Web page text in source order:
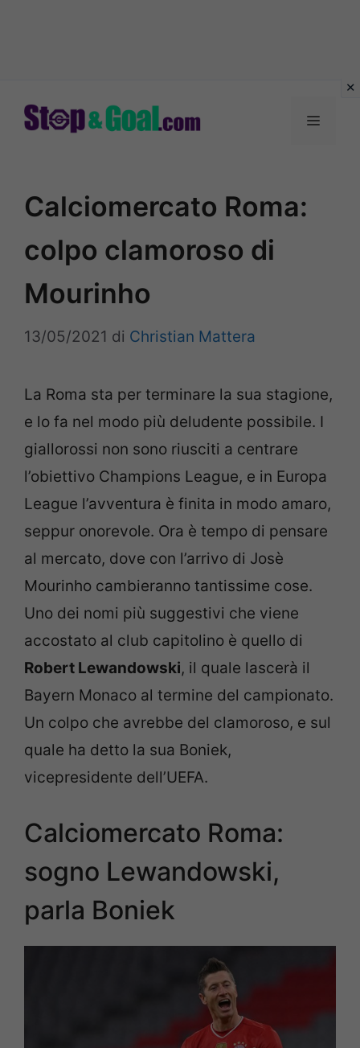
Menu
Calciomercato Roma:
colpo clamoroso di
Mourinho
13/05/2021 di Christian Mattera
La Roma sta per terminare la sua stagione,
e lo fa nel modo più deludente possibile. I
giallorossi non sono riusciti a centrare
l’obiettivo Champions League, e in Europa
League l’avventura è finita in modo amaro,
seppur onorevole. Ora è tempo di pensare
al mercato, dove con l’arrivo di Josè
Mourinho cambieranno tantissime cose.
Uno dei nomi più suggestivi che viene
accostato al club capitolino è quello di
Robert Lewandowski, il quale lascerà il
Bayern Monaco al termine del campionato.
Un colpo che avrebbe del clamoroso, e sul
quale ha detto la sua Boniek,
vicepresidente dell’UEFA.
Calciomercato Roma:
sogno Lewandowski,
parla Boniek